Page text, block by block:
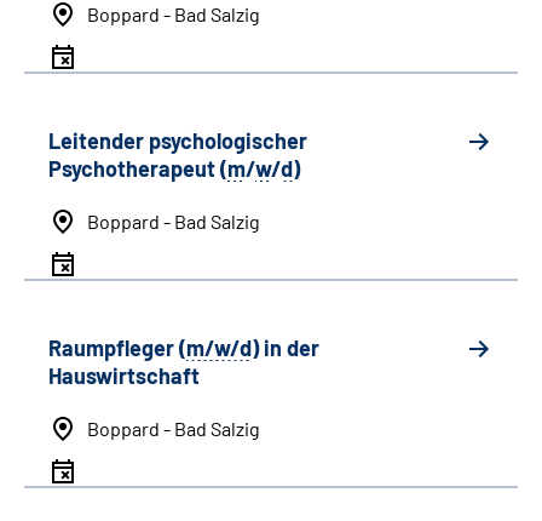
Boppard - Bad Salzig
Leitender psychologischer
Psychotherapeut (m/w/d)
Boppard - Bad Salzig
Raumpfleger (m/w/d) in der
Hauswirtschaft
Boppard - Bad Salzig